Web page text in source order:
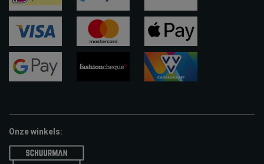
ideal paypal riverty
visa
apple-
pay
Onze winkels: